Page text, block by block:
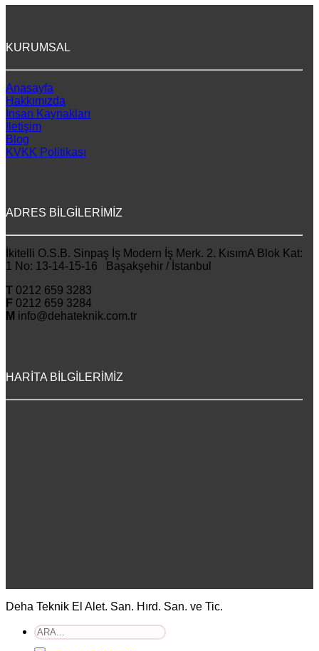
KURUMSAL
Anasayfa
Hakkımızda
İnsan Kaynakları
İletişim
Blog
KVKK Politikası
ADRES BİLGİLERİMİZ
İkitelli O.S.B. Sinpaş İş Modern İş Merk. 2. KısımA Blok Kat:
1 No: 13-14-15-16 Başakşehir / İstanbul
T 0212 659 3283
F 0212 659 3284
M info@dehateknik.com.tr
HARİTA BİLGİLERİMİZ
Deha Teknik El Alet. San. Hırd. San. ve Tic.
Ara: